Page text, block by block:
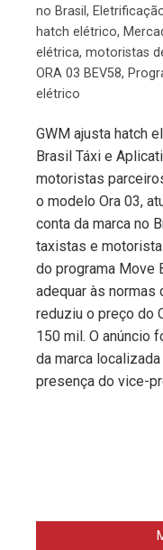
no Brasil ,
hatch elétrico,
elétrica, motoristas
ORA 03 BEV58,
elétrico
GWM ajusta hatch
Brasil Táxi e
motoristas
o modelo Ora 03,
conta da marca no
taxistas e
do programa Move
adequar às normas
reduziu o preço do
150 mil. O anúncio
da marca
presença do vice-